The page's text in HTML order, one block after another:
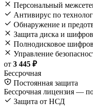
Персональный
Антивирус по
Обнаружение и
Защита диска и
Полнодисковое
Управление
от 3 445 ₽
Бессрочная
Постоянная защита
Бессрочная лицензия —
Защита от НСД